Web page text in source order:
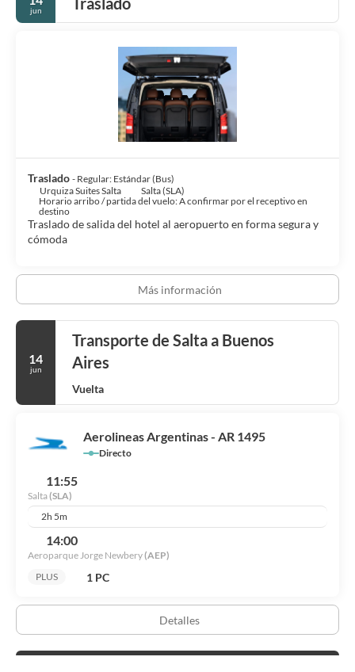
jun
Traslado - Regular: Estándar (Bus)
Urquiza Suites Salta
Salta (SLA)
Horario arribo / partida del vuelo: A confirmar por el receptivo en
destino
Traslado de salida del hotel al aeropuerto en forma segura y
cómoda
Más información
14
jun
Transporte de Salta a Buenos
Aires
Vuelta
Aerolineas Argentinas - AR 1495
Directo
11:55
Salta(SLA)
2h 5m
14:00
Aeroparque Jorge Newbery(AEP)
PLUS
1 PC
Detalles